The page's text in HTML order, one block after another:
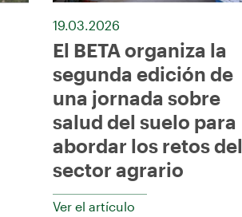
19.03.2026
El BETA organiza la
segunda edición de
una jornada sobre
salud del suelo para
abordar los retos del
sector agrario
Ver el artículo